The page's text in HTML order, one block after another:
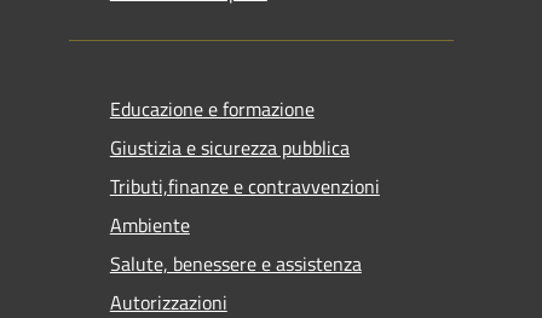
Educazione e formazione
Giustizia e sicurezza pubblica
Tributi,finanze e contravvenzioni
Ambiente
Salute, benessere e assistenza
Autorizzazioni